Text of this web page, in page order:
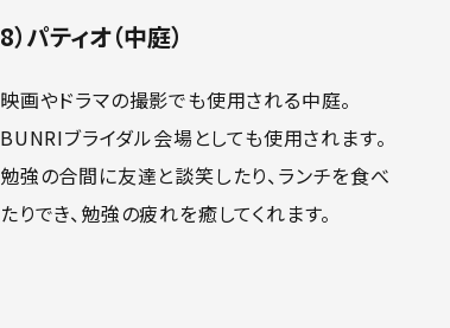
8）パティオ（中庭）
映画やドラマの撮影でも使用される中庭。
BUNRIブライダル会場としても使用されます。
勉強の合間に友達と談笑したり、ランチを食べ
たりでき、勉強の疲れを癒してくれます。